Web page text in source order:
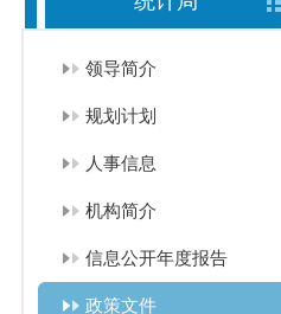
领导简介
规划计划
人事信息
机构简介
信息公开年度报告
政策文件